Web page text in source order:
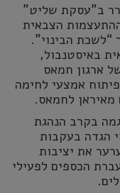
ב"עסקת שליט"
ההתעצמות הצבאית
הבינוי”.
באיסטנבול,
ארגון חמאס
אמצעי לחימה
מאיראן לחמאס.
בקרב הנהגת
הגדה בעקבות
את יציבות
הכספים לפעילי